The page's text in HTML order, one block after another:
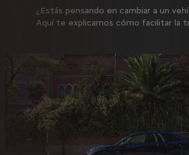
¿Estás pensando en cambiar a un
Aquí te explicamos cómo facilitar la